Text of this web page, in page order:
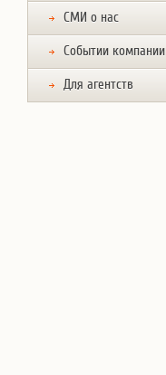
СМИ о нас
Событии компании
Для агентств